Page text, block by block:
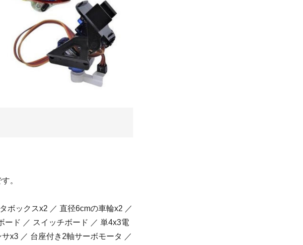
。
ボックスx2 ／ 直径6cmの車輪x2 ／
ード ／ スイッチボード ／ 単4x3電
x3 ／ 台座付き2軸サーボモータ ／